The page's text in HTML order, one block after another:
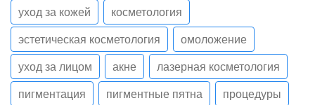
уход за кожей
косметология
эстетическая косметология
омоложение
уход за лицом
акне
лазерная косметология
пигментация
пигментные пятна
процедуры